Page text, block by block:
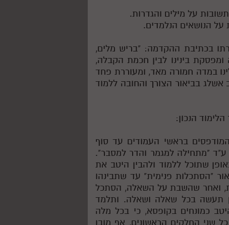
על מילים והגדרות.
על הנושאים הנלמדים.
בכתיבת ההקדמה: "בריש מלים,
בינינו לבין חכמת הקבלה,
במדה חמורה מאד, ומעוררת פחד
בביאור הצורך והחובה ללמוד
הנכון:
בראשי העמודים עד סוף
"מתחילה למגמר והדר למסבר".
שתוכל ללמוד ולהבין היטב את
"הסתכלות פנימית" עד שתבינהו
ואחר שהשבת על השאלה, הסתכל
תעשה בכל שאלה ושאלה. ותלמד
כמונחים בקופסא, כי בכל מלה
שני החלקים הראשונים, אף מובן